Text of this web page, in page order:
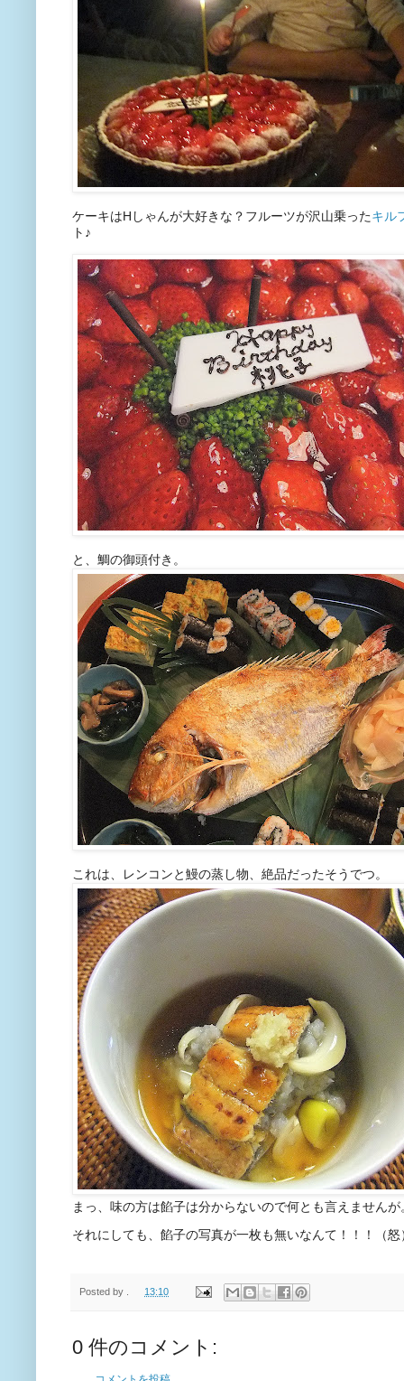
ケーキはHしゃんが大好きな？フルーツが沢山乗ったキル
ト♪
と、鯛の御頭付き。
これは、レンコンと鰻の蒸し物、絶品だったそうでつ。
まっ、味の方は餡子は分からないので何とも言えませんが
それにしても、餡子の写真が一枚も無いなんて！！！（怒
Posted by 13:10
0 件のコメント: